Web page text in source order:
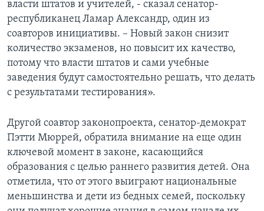
власти штатов и учителей, - сказал сенатор-
республиканец Ламар Александр, один из
соавторов инициативы. – Новый закон снизит
количество экзаменов, но повысит их качество,
потому что власти штатов и сами учебные
заведения будут самостоятельно решать, что делать
с результатами тестирования».
Другой соавтор законопроекта, сенатор-демократ
Пэтти Мюррей, обратила внимание на еще один
ключевой момент в законе, касающийся
образования с целью раннего развития детей. Она
отметила, что от этого выиграют национальные
меньшинства и дети из бедных семей, поскольку